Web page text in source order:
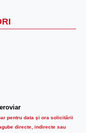
pentru data şi ora solicitării
directe, indirecte sau